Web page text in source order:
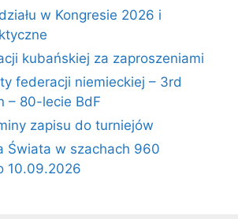
w Kongresie 2026 i
kubańskiej za zaproszeniami
federacji niemieckiej – 3rd
– 80-lecie BdF
zapisu do turniejów
Świata w szachach 960
10.09.2026